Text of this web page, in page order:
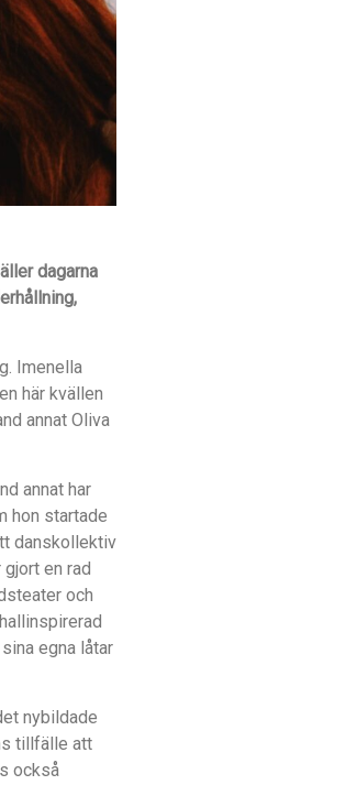
dagarna
Imenella
här kvällen
annat Oliva
annat har
hon startade
danskollektiv
en rad
och
egna låtar
nybildade
tillfälle att
också